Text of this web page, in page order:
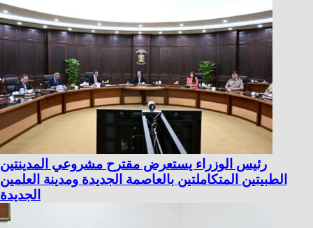
رئيس الوزراء يستعرض مقترح مشروعي المدينتين
الطبيتين المتكاملتين بالعاصمة الجديدة ومدينة العلمين
الجديدة